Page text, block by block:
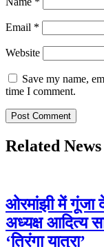
Email *
Website
Save my name,
time I comment.
Related News
ओरमांझी में गूंजा
अध्यक्ष आदित्य
‘तिरंगा यात्रा’